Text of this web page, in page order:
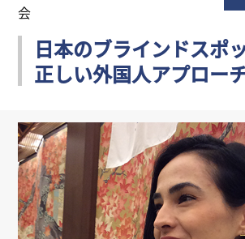
歴史
特徴
理事・役員・委員会
リンク
会員専用ページ
English
会
日本のブラインドスポ
正しい外国人アプロー